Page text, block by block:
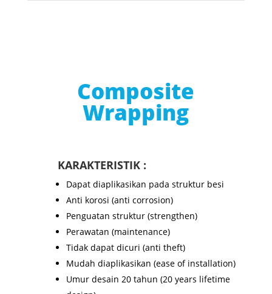
Composite
Wrapping
KARAKTERISTIK :
Dapat diaplikasikan pada struktur besi
Anti korosi (anti corrosion)
Penguatan struktur (strengthen)
Perawatan (maintenance)
Tidak dapat dicuri (anti theft)
Mudah diaplikasikan (ease of installation)
Umur desain 20 tahun (20 years lifetime